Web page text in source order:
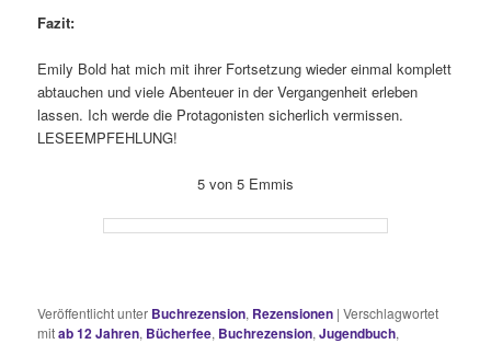
Fazit:
Emily Bold hat mich mit ihrer Fortsetzung wieder einmal komplett
abtauchen und viele Abenteuer in der Vergangenheit erleben
lassen. Ich werde die Protagonisten sicherlich vermissen.
LESEEMPFEHLUNG!
5 von 5 Emmis
Veröffentlicht unter Buchrezension, Rezensionen |Verschlagwortet
mitab 12 Jahren, Bücherfee, Buchrezension,Jugendbuch,